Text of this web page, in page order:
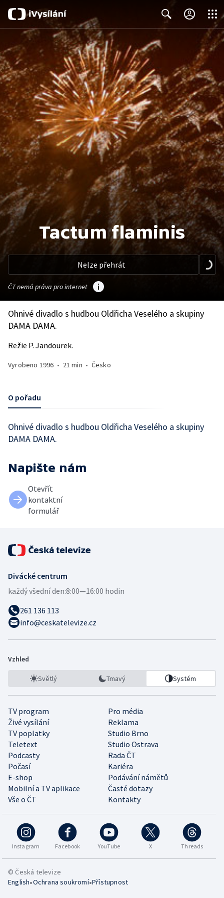
Close
Tactum flaminis
Nelze přehrát
ČT nemá práva pro internet
Ohnivé divadlo s hudbou Oldřicha Veselého a skupiny
DAMA DAMA.
Režie P. Jandourek.
Vyrobeno 1996 • 21 min • Česko
O pořadu
Ohnivé divadlo s hudbou Oldřicha Veselého a skupiny
DAMA DAMA.
Napište nám
Otevřít
kontaktní
formulář
Divácké centrum
každý všední den:8:00—16:00 hodin
261 136 113
info@ceskatelevize.cz
Vzhled
Světlý Tmavý Systém
TV program
Pro média
Živé vysílání
Reklama
TV poplatky
Studio Brno
Teletext
Studio Ostrava
Podcasty
Rada ČT
Počasí
Kariéra
E-shop
Podávání námětů
Mobilní a TV aplikace
Časté dotazy
Vše o ČT
Kontakty
Instagram Facebook YouTube X Threads
© Česká televize
English•Ochrana soukromí•Přístupnost